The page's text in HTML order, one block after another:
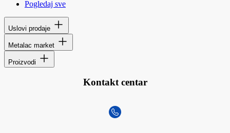
Pogledaj sve
Uslovi prodaje
Metalac market
Proizvodi
Kontakt centar